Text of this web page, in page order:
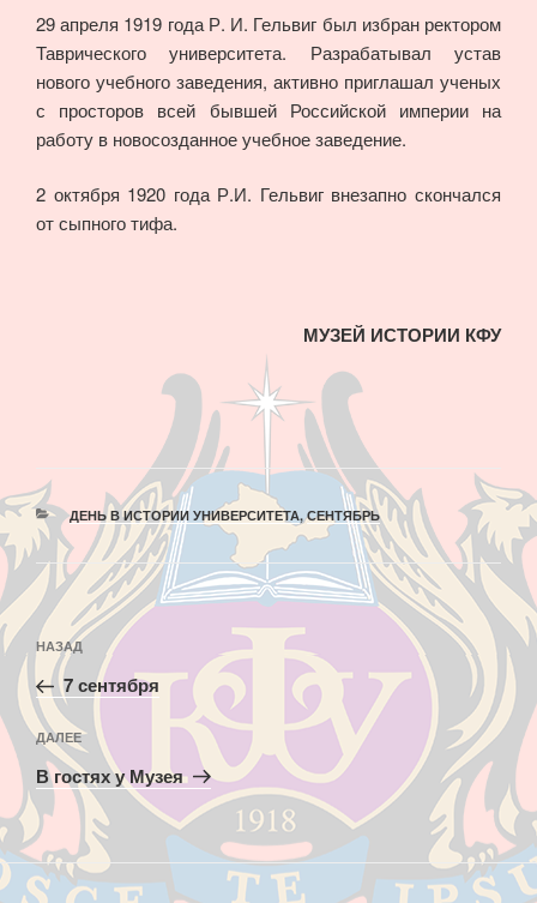
29 апреля 1919 года Р. И. Гельвиг был избран ректором
Таврического университета. Разрабатывал устав
нового учебного заведения, активно приглашал ученых
с просторов всей бывшей Российской империи на
работу в новосозданное учебное заведение.
2 октября 1920 года Р.И. Гельвиг внезапно скончался
от сыпного тифа.
МУЗЕЙ ИСТОРИИ КФУ
РУБРИКИ
ДЕНЬ В ИСТОРИИ УНИВЕРСИТЕТА,СЕНТЯБРЬ
Навигация
по
записям
Предыдущая
запись:
НАЗАД
7 сентября
Следующая
запись
ДАЛЕЕ
В гостях у Музея